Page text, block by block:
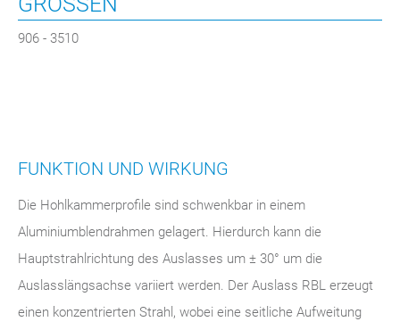
906 - 3510
FUNKTION UND WIRKUNG
Die Hohlkammerprofile sind schwenkbar in einem
Aluminiumblendrahmen gelagert. Hierdurch kann die
Hauptstrahlrichtung des Auslasses um ± 30° um die
Auslasslängsachse variiert werden. Der Auslass RBL erzeugt
einen konzentrierten Strahl, wobei eine seitliche Aufweitung